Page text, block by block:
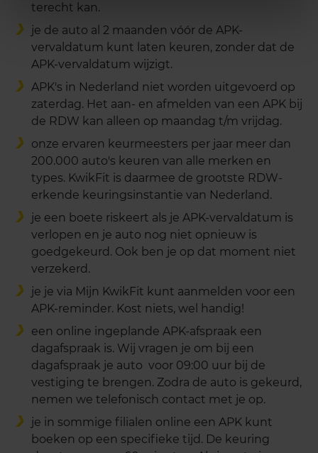
terecht kan.
je de auto al 2 maanden vóór de APK-
vervaldatum kunt laten keuren, zonder dat de
APK-vervaldatum wijzigt.
APK's in Nederland niet worden uitgevoerd op
zaterdag. Het aan- en afmelden van een APK bij
de RDW kan alleen op maandag t/m vrijdag.
onze ervaren keurmeesters per jaar meer dan
200.000 auto's keuren van alle merken en
types. KwikFit is daarmee de grootste RDW-
erkende keuringsinstantie van Nederland.
je een boete riskeert als je APK-vervaldatum is
verlopen en je auto nog niet opnieuw is
goedgekeurd. Ook ben je op dat moment niet
verzekerd.
je je via Mijn KwikFit kunt aanmelden voor een
APK-reminder. Kost niets, wel handig!
een online ingeplande APK-afspraak een
dagafspraak is. Wij vragen je om bij een
dagafspraak je auto voor 09:00 uur bij de
vestiging te brengen. Zodra de auto is gekeurd,
nemen we telefonisch contact met je op.
je in sommige filialen online een APK kunt
boeken op een specifieke tijd. De keuring